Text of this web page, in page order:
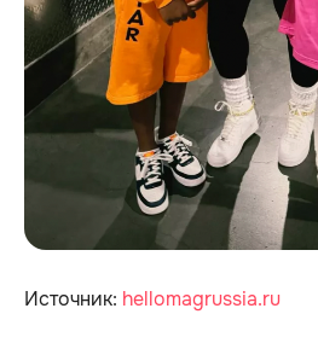
Источник: hellomagrussia.ru